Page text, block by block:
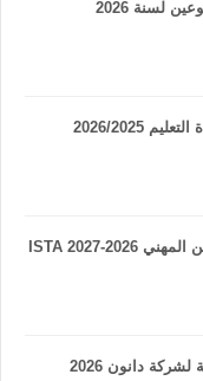
لسنة 2026
طريقة الاطلاع على نتائج التكوين المهني 2026-2027 ISTA
التسجيل في الإستمارة الرسمية لشركة دانون 2026